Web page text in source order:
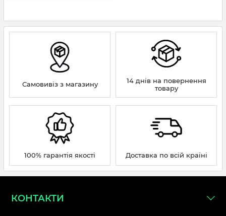
Самовивіз з магазину
14 днів на повернення
товару
100% гарантія якості Доставка по всій країні
КОНТАКТИ